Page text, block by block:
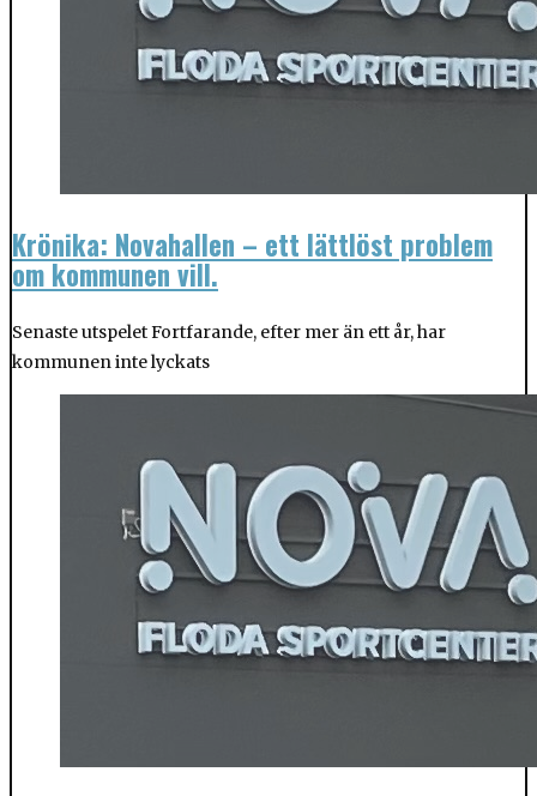
Krönika: Novahallen – ett lättlöst problem
om kommunen vill.
Senaste utspelet Fortfarande, efter mer än ett år, har
kommunen inte lyckats